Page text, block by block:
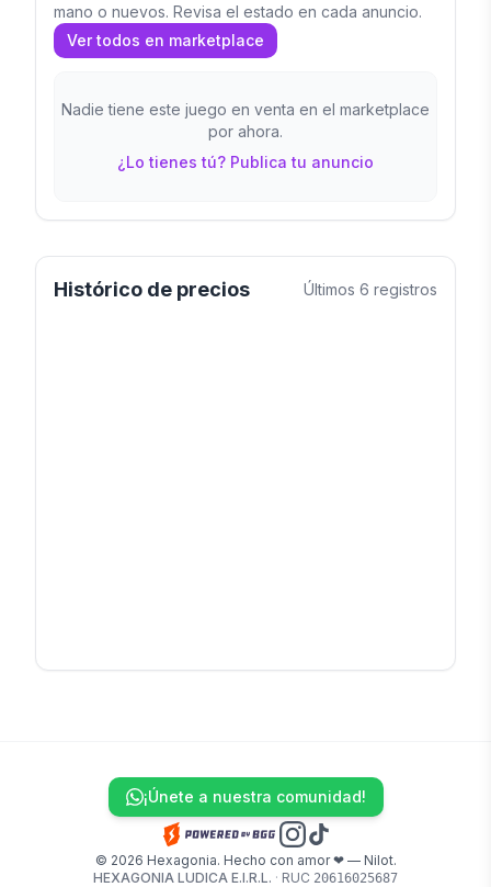
mano o nuevos. Revisa el estado en cada anuncio.
Ver todos en marketplace
Nadie tiene este juego en venta en el marketplace
por ahora.
¿Lo tienes tú? Publica tu anuncio
Histórico de precios Últimos 6 registros
© 2026 Hexagonia. Hecho con amor ❤ — Nilot.
HEXAGONIA LUDICA E.I.R.L. · RUC 20616025687
¡Únete a nuestra comunidad!